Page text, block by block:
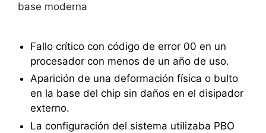
base moderna
Fallo crítico con código de error 00 en un
procesador con menos de un año de uso.
Aparición de una deformación física o bulto
en la base del chip sin daños en el disipador
externo.
La configuración del sistema utilizaba PBO